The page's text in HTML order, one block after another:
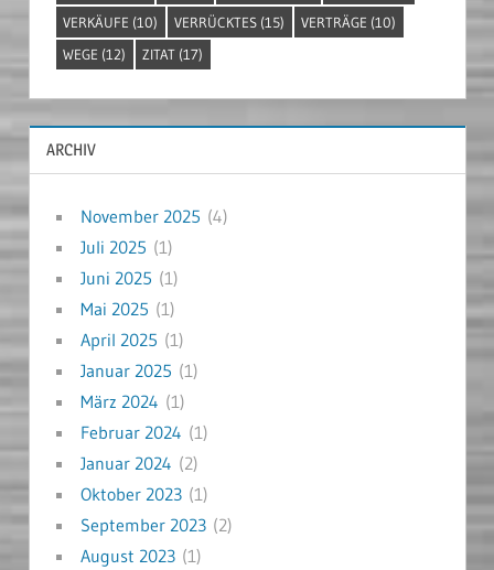
VERKÄUFE (10) VERRÜCKTES (15) VERTRÄGE (10)
WEGE (12) ZITAT (17)
ARCHIV
November 2025 (4)
Juli 2025 (1)
Juni 2025 (1)
Mai 2025 (1)
April 2025 (1)
Januar 2025 (1)
März 2024 (1)
Februar 2024 (1)
Januar 2024 (2)
Oktober 2023(1)
September 2023(2)
August 2023(1)